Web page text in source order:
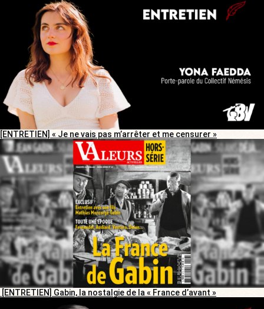
[ENTRETIEN] « Je ne vais pas m’arrêter et me censurer »
[ENTRETIEN] Gabin, la nostalgie de la « France d’avant »